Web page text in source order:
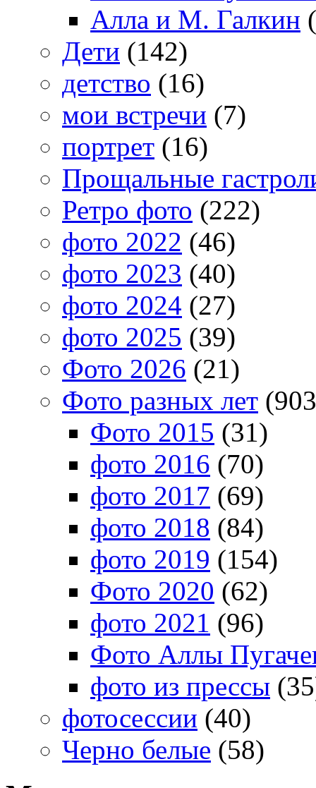
Алла и М. Галкин
Дети (142)
детство (16)
мои встречи (7)
портрет (16)
Прощальные
Ретро фото (222)
фото 2022 (46)
фото 2023 (40)
фото 2024 (27)
фото 2025 (39)
Фото 2026 (21)
Фото разных лет
Фото 2015 (31)
фото 2016 (70)
фото 2017 (69)
фото 2018 (84)
фото 2019 (154)
Фото 2020 (62)
фото 2021 (96)
Фото Аллы
фото из прессы
фотосессии (40)
Черно белые (58)